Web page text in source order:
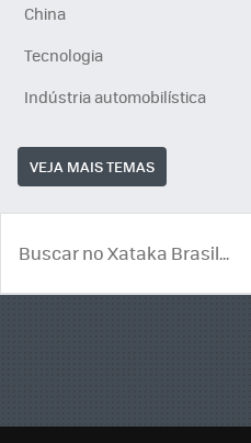
China
Tecnologia
Indústria automobilística
VEJA MAIS TEMAS